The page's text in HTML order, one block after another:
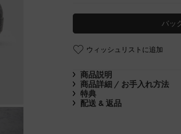
バッ
ウィッシュリストに追加
商品説明
商品詳細 / お手入れ方法
特典
配送 & 返品